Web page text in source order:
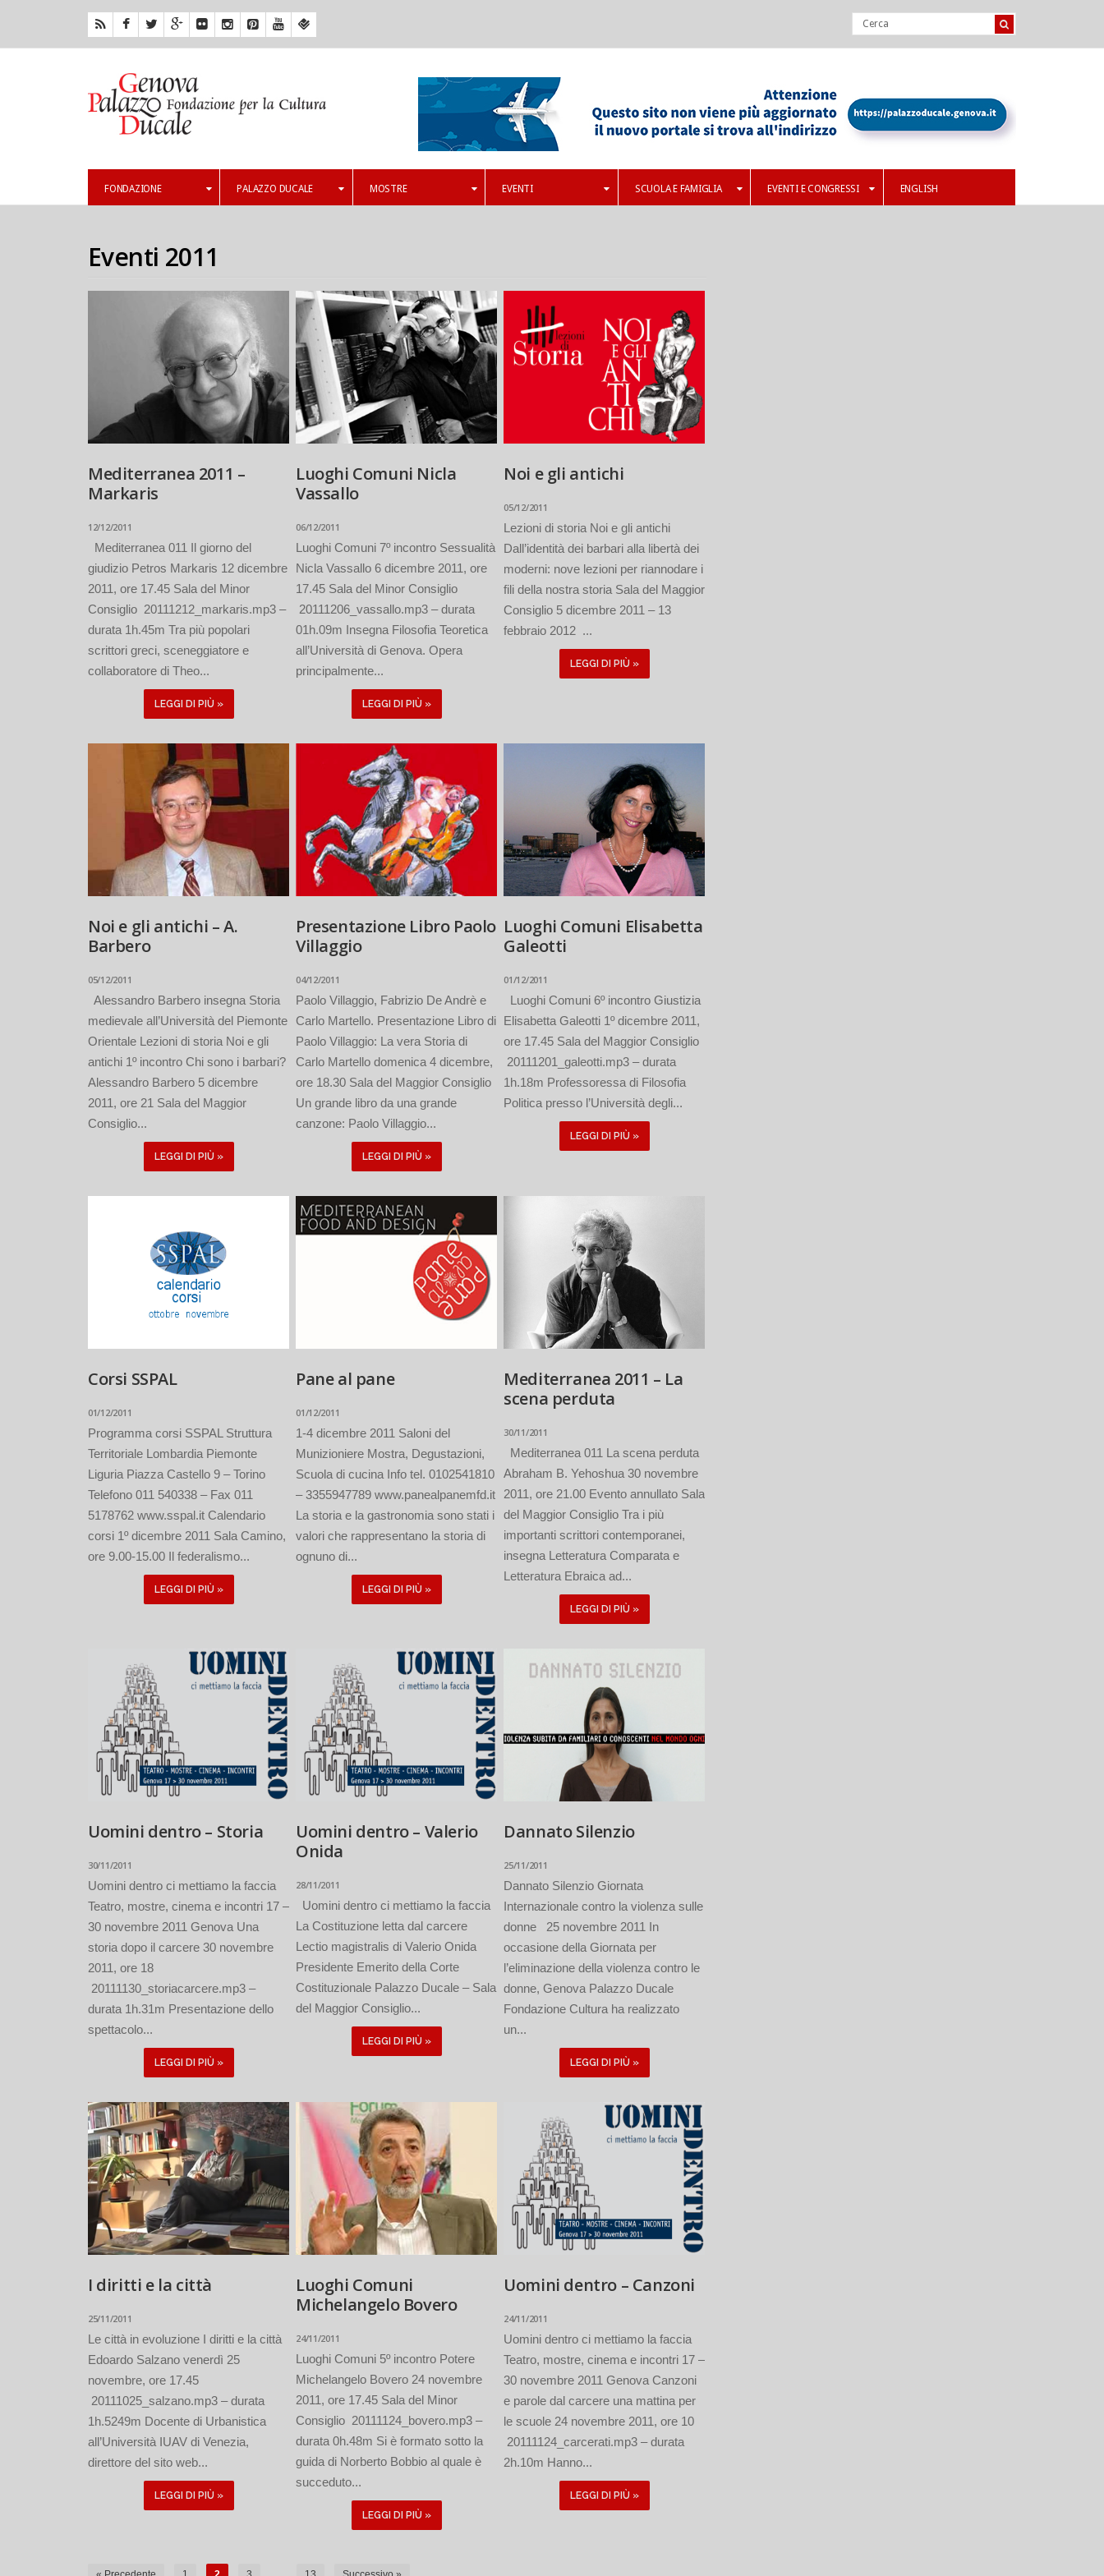
FONDAZIONE PALAZZO DUCALE MOSTRE EVENTI SCUOLA E FAMIGLIA EVENTI E CONGRESSI ENGLISH
Eventi 2011
Mediterranea 2011 –
Markaris
12/12/2011
Mediterranea 011 Il giorno del
giudizio Petros Markaris 12 dicembre
2011, ore 17.45 Sala del Minor
Consiglio 20111212_markaris.mp3 –
durata 1h.45m Tra più popolari
scrittori greci, sceneggiatore e
collaboratore di Theo...
LEGGI DI PIÙ »
Luoghi Comuni Nicla
Vassallo
06/12/2011
Luoghi Comuni 7º incontro Sessualità
Nicla Vassallo 6 dicembre 2011, ore
17.45 Sala del Minor Consiglio
20111206_vassallo.mp3 – durata
01h.09m Insegna Filosofia Teoretica
all’Università di Genova. Opera
principalmente...
LEGGI DI PIÙ »
Noi e gli antichi
05/12/2011
Lezioni di storia Noi e gli antichi
Dall’identità dei barbari alla libertà dei
moderni: nove lezioni per riannodare i
fili della nostra storia Sala del Maggior
Consiglio 5 dicembre 2011 – 13
febbraio 2012 ...
LEGGI DI PIÙ »
Noi e gli antichi – A.
Barbero
05/12/2011
Alessandro Barbero insegna Storia
medievale all’Università del Piemonte
Orientale Lezioni di storia Noi e gli
antichi 1º incontro Chi sono i barbari?
Alessandro Barbero 5 dicembre
2011, ore 21 Sala del Maggior
Consiglio...
LEGGI DI PIÙ »
Presentazione Libro Paolo
Villaggio
04/12/2011
Paolo Villaggio, Fabrizio De Andrè e
Carlo Martello. Presentazione Libro di
Paolo Villaggio: La vera Storia di
Carlo Martello domenica 4 dicembre,
ore 18.30 Sala del Maggior Consiglio
Un grande libro da una grande
canzone: Paolo Villaggio...
LEGGI DI PIÙ »
Luoghi Comuni Elisabetta
Galeotti
01/12/2011
Luoghi Comuni 6º incontro Giustizia
Elisabetta Galeotti 1º dicembre 2011,
ore 17.45 Sala del Maggior Consiglio
20111201_galeotti.mp3 – durata
1h.18m Professoressa di Filosofia
Politica presso l’Università degli...
LEGGI DI PIÙ »
Corsi SSPAL
01/12/2011
Programma corsi SSPAL Struttura
Territoriale Lombardia Piemonte
Liguria Piazza Castello 9 – Torino
Telefono 011 540338 – Fax 011
5178762 www.sspal.it Calendario
corsi 1º dicembre 2011 Sala Camino,
ore 9.00-15.00 Il federalismo...
LEGGI DI PIÙ »
Pane al pane
01/12/2011
1-4 dicembre 2011 Saloni del
Munizioniere Mostra, Degustazioni,
Scuola di cucina Info tel. 0102541810
– 3355947789 www.panealpanemfd.it
La storia e la gastronomia sono stati i
valori che rappresentano la storia di
ognuno di...
LEGGI DI PIÙ »
Mediterranea 2011 – La
scena perduta
30/11/2011
Mediterranea 011 La scena perduta
Abraham B. Yehoshua 30 novembre
2011, ore 21.00 Evento annullato Sala
del Maggior Consiglio Tra i più
importanti scrittori contemporanei,
insegna Letteratura Comparata e
Letteratura Ebraica ad...
LEGGI DI PIÙ »
Uomini dentro – Storia
30/11/2011
Uomini dentro ci mettiamo la faccia
Teatro, mostre, cinema e incontri 17 –
30 novembre 2011 Genova Una
storia dopo il carcere 30 novembre
2011, ore 18
20111130_storiacarcere.mp3 –
durata 1h.31m Presentazione dello
spettacolo...
LEGGI DI PIÙ »
Uomini dentro – Valerio
Onida
28/11/2011
Uomini dentro ci mettiamo la faccia
La Costituzione letta dal carcere
Lectio magistralis di Valerio Onida
Presidente Emerito della Corte
Costituzionale Palazzo Ducale – Sala
del Maggior Consiglio...
LEGGI DI PIÙ »
Dannato Silenzio
25/11/2011
Dannato Silenzio Giornata
Internazionale contro la violenza sulle
donne 25 novembre 2011 In
occasione della Giornata per
l’eliminazione della violenza contro le
donne, Genova Palazzo Ducale
Fondazione Cultura ha realizzato
un...
LEGGI DI PIÙ »
I diritti e la città
25/11/2011
Le città in evoluzione I diritti e la città
Edoardo Salzano venerdì 25
novembre, ore 17.45
20111025_salzano.mp3 – durata
1h.5249m Docente di Urbanistica
all’Università IUAV di Venezia,
direttore del sito web...
LEGGI DI PIÙ »
Luoghi Comuni
Michelangelo Bovero
24/11/2011
Luoghi Comuni 5º incontro Potere
Michelangelo Bovero 24 novembre
2011, ore 17.45 Sala del Minor
Consiglio 20111124_bovero.mp3 –
durata 0h.48m Si è formato sotto la
guida di Norberto Bobbio al quale è
succeduto...
LEGGI DI PIÙ »
Uomini dentro – Canzoni
24/11/2011
Uomini dentro ci mettiamo la faccia
Teatro, mostre, cinema e incontri 17 –
30 novembre 2011 Genova Canzoni
e parole dal carcere una mattina per
le scuole 24 novembre 2011, ore 10
20111124_carcerati.mp3 – durata
2h.10m Hanno...
LEGGI DI PIÙ »